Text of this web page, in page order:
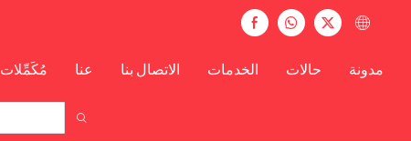
مُكَمِّلات عنا الاتصال بنا الخدمات حالات مدونة